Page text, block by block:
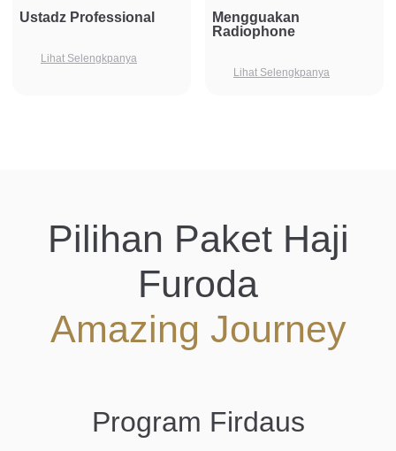
Ustadz Professional
Lihat Selengkpanya
Mengguakan
Radiophone
Lihat Selengkpanya
Pilihan Paket Haji
Furoda
Amazing Journey
Program Firdaus